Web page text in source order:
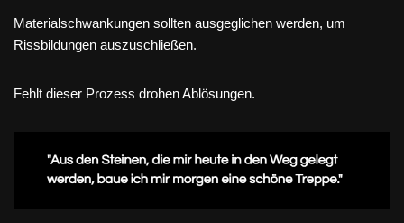
Materialschwankungen sollten ausgeglichen werden, um
Rissbildungen auszuschließen.
Fehlt dieser Prozess drohen Ablösungen.